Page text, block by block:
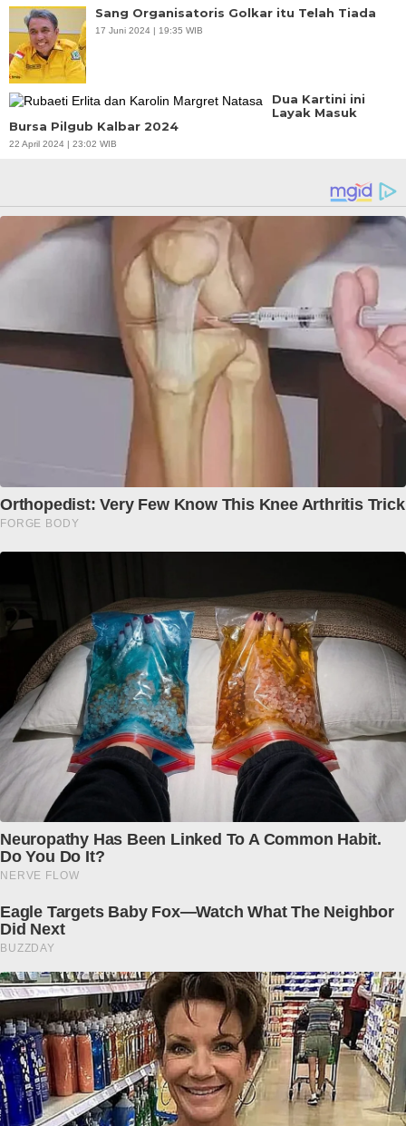
Sang Organisatoris Golkar itu Telah Tiada
17 Juni 2024 | 19:35 WIB
Dua Kartini ini
Layak Masuk
Bursa Pilgub Kalbar 2024
22 April 2024 | 23:02 WIB